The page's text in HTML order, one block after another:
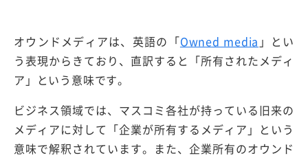
オウンドメディアは、英語の「Owned media 」とい
う表現からきており、直訳すると「所有されたメディ
ア」という意味です。
ビジネス領域では、マスコミ各社が持っている旧来の
メディアに対して「企業が所有するメディア」という
意味で解釈されています。また、企業所有のオウンド